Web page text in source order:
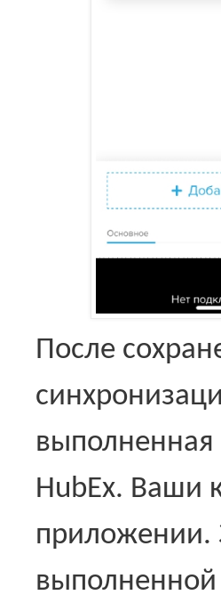
После
выполненная
HubEx. Ваши
приложении.